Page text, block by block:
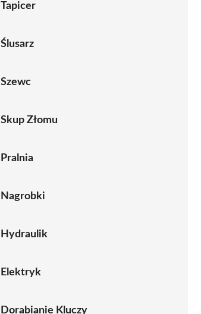
Tapicer
Ślusarz
Szewc
Skup Złomu
Pralnia
Nagrobki
Hydraulik
Elektryk
Dorabianie Kluczy